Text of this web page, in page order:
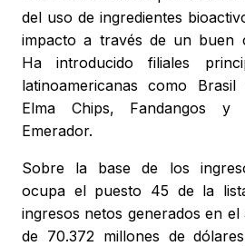
del uso de ingredientes
impacto a través de un buen
Ha introducido filiales
latinoamericanas como
Elma Chips, Fandangos
Emerador.
Sobre la base de los
ocupa el puesto 45 de la
ingresos netos generados en
de 70.372 millones de